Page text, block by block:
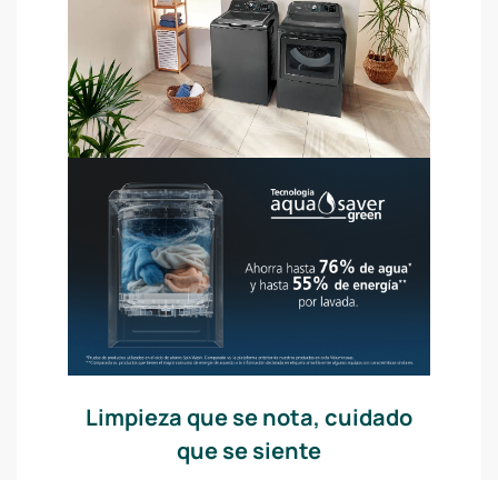
Limpieza que se nota, cuidado
que se siente